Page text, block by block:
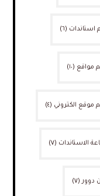
استاندات (٦)
مواقع (١٠)
موقع الكتروني (٤)
الاستاندات (٧)
دوور (٧)